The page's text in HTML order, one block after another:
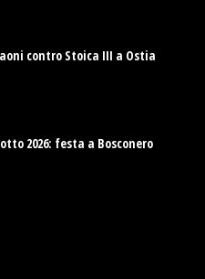
contro Stoica III a Ostia
2026: festa a Bosconero